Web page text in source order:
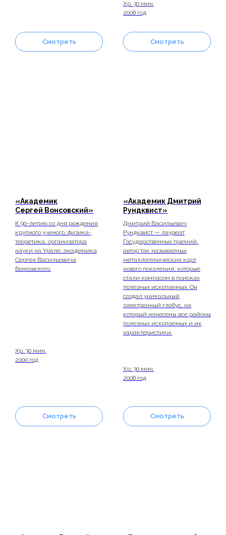
Смотреть
Хр. 30 мин.
2008 год
Смотреть
«Академик
Сергей Вонсовский»
К 90-летию со дня рождения
крупного ученого, физика-
теоретика, организатора
науки на Урале, академика
Сергея Васильевича
Вонсовского.
Хр. 30 мин.
2000 год
Смотреть
«Академик Дмитрий
Рундквист»
Дмитрий Васильевич
Рундквист — лауреат
Государственных премий,
автор так называемых
металлогенических карт
нового поколения, которые
стали компасом в поисках
полезных ископаемых. Он
создал уникальный
электронный глобус, на
который нанесены все районы
полезных ископаемых и их
характеристики.
Хр. 30 мин.
2008 год
Смотреть